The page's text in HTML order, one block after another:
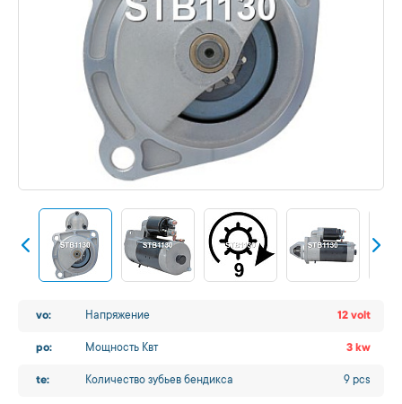
vo: Напряжение 12 volt
po: Мощность Квт 3 kw
te: Количество зубьев бендикса 9 pcs